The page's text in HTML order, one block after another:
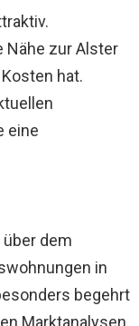
Nähe zur Alster
hat.
eine
dem
in
begehrt
Marktanalysen